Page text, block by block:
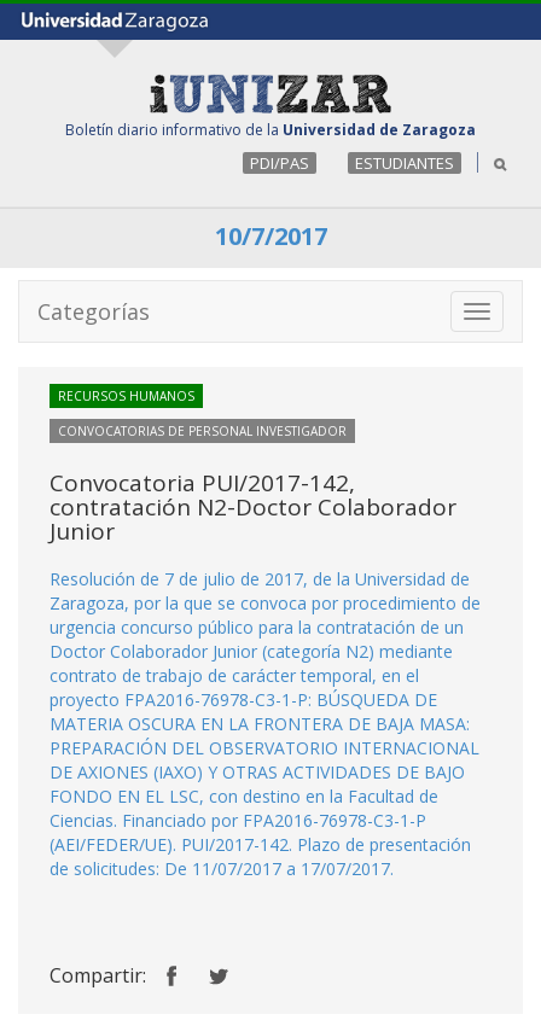
Boletín diario informativo de la Universidad de Zaragoza
PDI/PAS ESTUDIANTES
10/7/2017
Toggle
Categorías
RECURSOS HUMANOS
CONVOCATORIAS DE PERSONAL INVESTIGADOR
Convocatoria PUI/2017-142,
contratación N2-Doctor Colaborador
Junior
Resolución de 7 de julio de 2017, de la Universidad de
Zaragoza, por la que se convoca por procedimiento de
urgencia concurso público para la contratación de un
Doctor Colaborador Junior (categoría N2) mediante
contrato de trabajo de carácter temporal, en el
proyecto FPA2016-76978-C3-1-P: BÚSQUEDA DE
MATERIA OSCURA EN LA FRONTERA DE BAJA MASA:
PREPARACIÓN DEL OBSERVATORIO INTERNACIONAL
DE AXIONES (IAXO) Y OTRAS ACTIVIDADES DE BAJO
FONDO EN EL LSC, con destino en la Facultad de
Ciencias. Financiado por FPA2016-76978-C3-1-P
(AEI/FEDER/UE). PUI/2017-142. Plazo de presentación
de solicitudes: De 11/07/2017 a 17/07/2017.
Compartir: